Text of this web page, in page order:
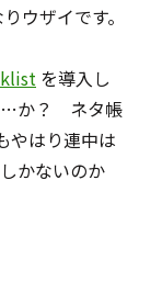
ウザイです。
を導入し
か？ ネタ帳
やはり連中は
かないのか